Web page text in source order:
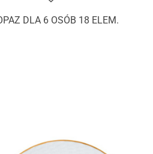
DLA 6 OSÓB 18 ELEM.